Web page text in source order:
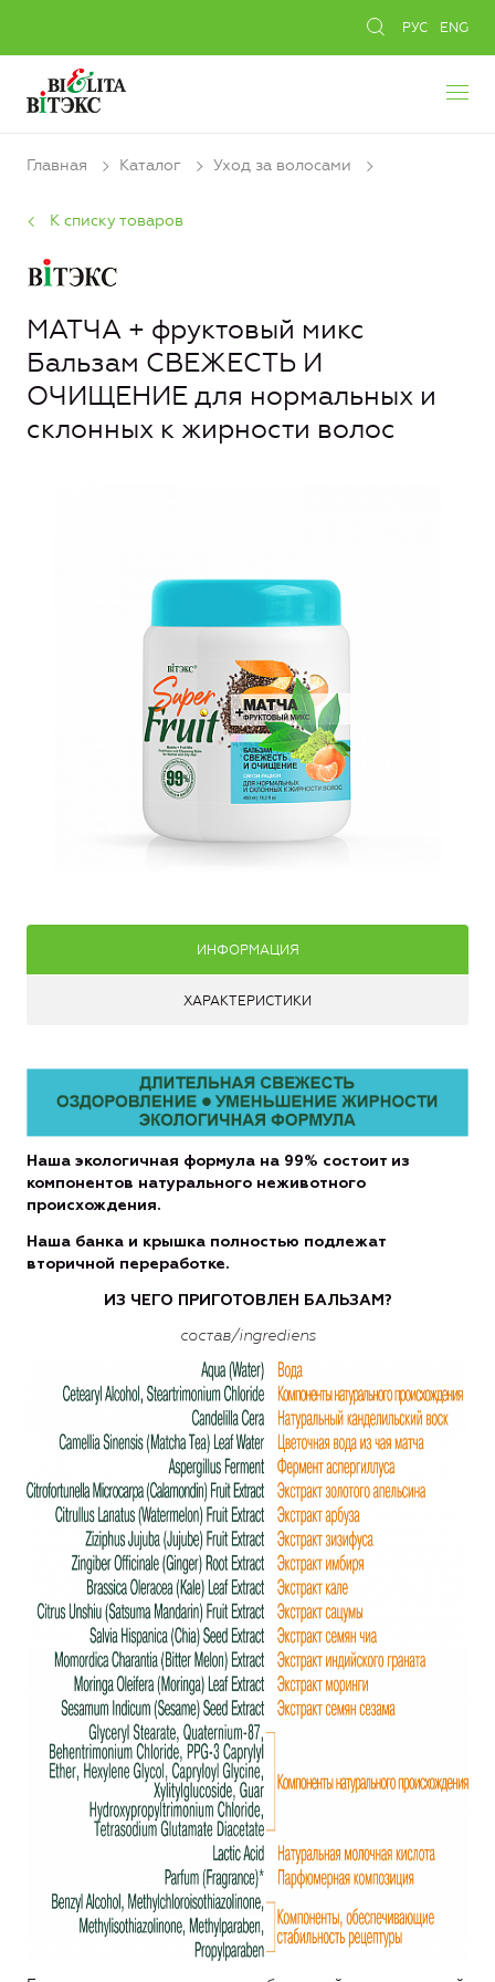
РУС ENG
Главная Каталог Уход за волосами
К списку товаров
МАТЧА + фруктовый микс
Бальзам СВЕЖЕСТЬ И
ОЧИЩЕНИЕ для нормальных и
склонных к жирности волос
ИНФОРМАЦИЯ
ХАРАКТЕРИСТИКИ
Наша экологичная формула на 99% состоит из
компонентов натурального неживотного
происхождения.
Наша банка и крышка полностью подлежат
вторичной переработке.
ИЗ ЧЕГО ПРИГОТОВЛЕН БАЛЬЗАМ?
состав/ingrediens